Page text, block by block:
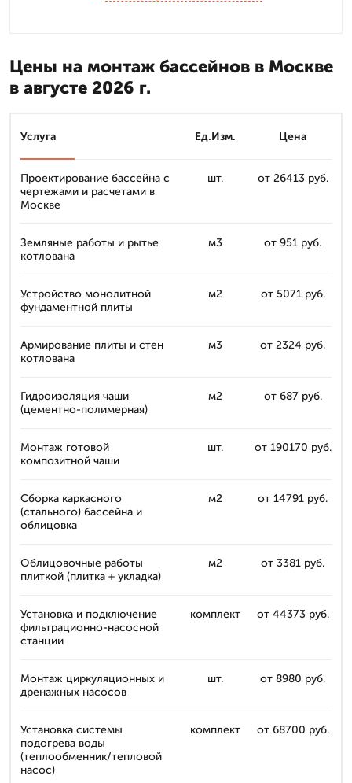
Цены на монтаж бассейнов в Москве
в августе 2026 г.
Услуга Ед.Изм. Цена
Проектирование бассейна с
чертежами и расчетами в
Москве
шт. от 26413 руб.
Земляные работы и рытье
котлована
м3 от 951 руб.
Устройство монолитной
фундаментной плиты
м2 от 5071 руб.
Армирование плиты и стен
котлована
м3 от 2324 руб.
Гидроизоляция чаши
(цементно-полимерная)
м2 от 687 руб.
Монтаж готовой
композитной чаши
шт. от 190170 руб.
Сборка каркасного
(стального) бассейна и
облицовка
м2 от 14791 руб.
Облицовочные работы
плиткой (плитка + укладка)
м2 от 3381 руб.
Установка и подключение
фильтрационно-насосной
станции
комплект от 44373 руб.
Монтаж циркуляционных и
дренажных насосов
шт. от 8980 руб.
Установка системы
подогрева воды
(теплообменник/тепловой
насос)
комплект от 68700 руб.